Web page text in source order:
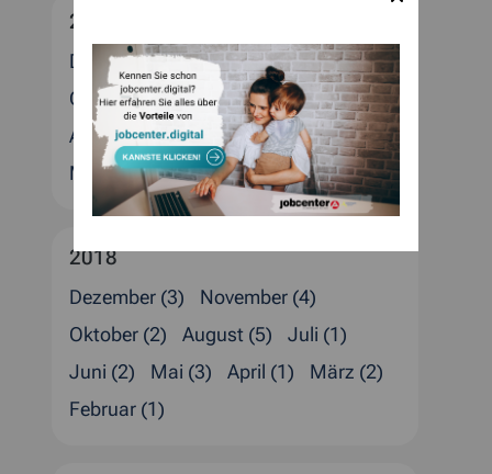
2019
Dezember (6)
November (1)
Oktober (2)
September (5)
August (2)
Juli (2) Juni (1)
April (3)
März (1)
Februar (1) Januar (3)
2018
Dezember (3)
November (4)
Oktober (2)
August (5)
Juli (1)
Juni (2)
Mai (3) April (1)
März (2)
Februar (1)